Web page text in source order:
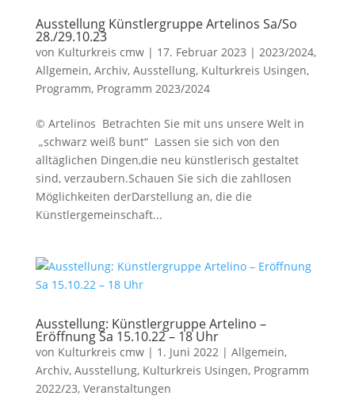
Ausstellung Künstlergruppe Artelinos Sa/So
28./29.10.23
von Kulturkreis cmw| 17. Februar 2023 | 2023/2024,
Allgemein, Archiv, Ausstellung, Kulturkreis Usingen,
Programm, Programm 2023/2024
© Artelinos Betrachten Sie mit uns unsere Welt in
„schwarz weiß bunt“ Lassen sie sich von den
alltäglichen Dingen,die neu künstlerisch gestaltet
sind, verzaubern.Schauen Sie sich die zahllosen
Möglichkeiten derDarstellung an, die die
Künstlergemeinschaft...
Ausstellung: Künstlergruppe Artelino –
Eröffnung Sa 15.10.22 – 18 Uhr
von Kulturkreis cmw| 1. Juni 2022| Allgemein,
Archiv, Ausstellung, Kulturkreis Usingen, Programm
2022/23, Veranstaltungen